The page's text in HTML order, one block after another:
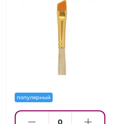
популярный